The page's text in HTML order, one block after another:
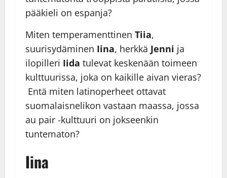
pääkieli on espanja?
Miten temperamenttinen Tiia,
suurisydäminen Iina, herkkä Jenni ja
ilopilleri Iida tulevat keskenään toimeen
kulttuurissa, joka on kaikille aivan vieras?
Entä miten latinoperheet ottavat
suomalaisnelikon vastaan maassa, jossa
au pair -kulttuuri on jokseenkin
tuntematon?
Iina